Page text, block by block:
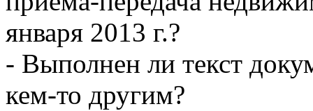
января 2013 г.?
- Выполнен ли текст
кем-то другим?